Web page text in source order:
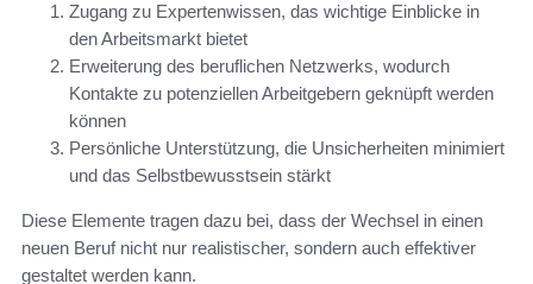
Zugang zu Expertenwissen, das wichtige Einblicke in
den Arbeitsmarkt bietet
Erweiterung des beruflichen Netzwerks, wodurch
Kontakte zu potenziellen Arbeitgebern geknüpft werden
können
Persönliche Unterstützung, die Unsicherheiten minimiert
und das Selbstbewusstsein stärkt
Diese Elemente tragen dazu bei, dass der Wechsel in einen
neuen Beruf nicht nur realistischer, sondern auch effektiver
gestaltet werden kann.